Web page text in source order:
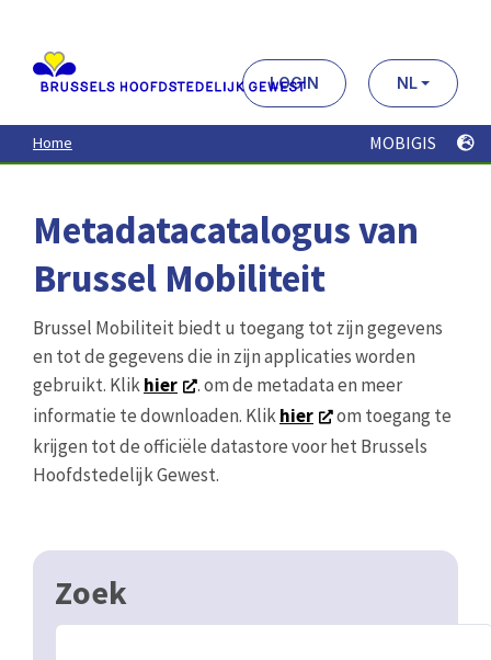
contenu
principal
LOGIN NL
Home MOBIGIS
Metadatacatalogus van
Brussel Mobiliteit
Brussel Mobiliteit biedt u toegang tot zijn gegevens
en tot de gegevens die in zijn applicaties worden
gebruikt. Klikhier
. om de metadata en meer
informatie te downloaden. Klikhier
om toegang te
krijgen tot de officiële datastore voor het Brussels
Hoofdstedelijk Gewest.
Zoek